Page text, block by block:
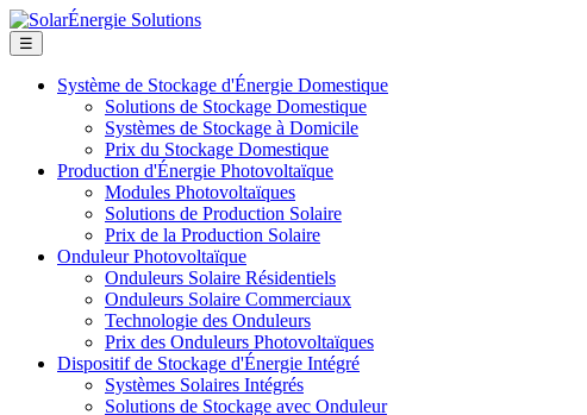
☰
Système de Stockage d'Énergie Domestique
Solutions de Stockage Domestique
Systèmes de Stockage à Domicile
Prix du Stockage Domestique
Production d'Énergie Photovoltaïque
Modules Photovoltaïques
Solutions de Production Solaire
Prix de la Production Solaire
Onduleur Photovoltaïque
Onduleurs Solaire Résidentiels
Onduleurs Solaire Commerciaux
Technologie des Onduleurs
Prix des Onduleurs Photovoltaïques
Dispositif de Stockage d'Énergie Intégré
Systèmes Solaires Intégrés
Solutions de Stockage avec Onduleur